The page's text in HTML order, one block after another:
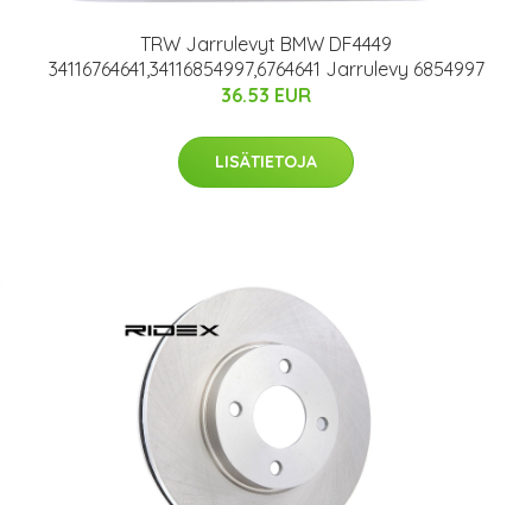
TRW Jarrulevyt BMW DF4449
34116764641,34116854997,6764641 Jarrulevy 6854997
36.53 EUR
LISÄTIETOJA